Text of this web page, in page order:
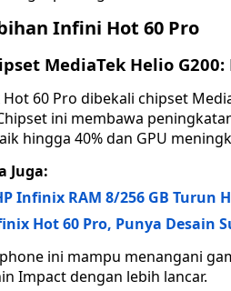
Infini Hot 60 Pro
MediaTek Helio
60 Pro dibekali chipset
ini membawa
hingga 40% dan GPU
Juga:
Infinix RAM 8/256 GB Turun
Hot 60 Pro, Punya Desain
ini mampu menangani
Impact dengan lebih lancar.